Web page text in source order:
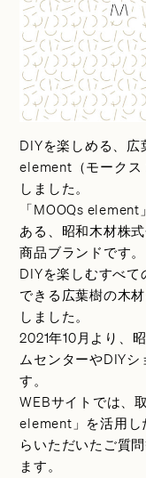
DIYを楽しめる、広
element（モークス
しました。
「MOOQs
ある、昭和木材株
商品ブランドです。
DIYを楽しむすべて
できる広葉樹の木
しました。
2021年10月より、
ムセンターやDIYシ
す。
WEBサイトでは、
element」を活用し
らいただいたご質
ます。